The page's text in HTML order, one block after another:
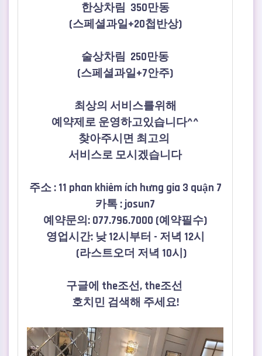
한상차림 350만동
(스페셜과일+20첩반상)
술상차림 250만동
(스페셜과일+7안주)
최상의 서비스를위해
예약제로 운영하고있습니다^^
찾아주시면 최고의
서비스로 모시겠습니다
주소 : 11 phan khiêm ích hưng gia 3 quận 7
카톡 : josun7
예약문의: 077.796.7000 (예약필수)
영업시간: 낮 12시부터 - 저녁 12시
(라스트오더 저녁 10시)
구글에 the조선, the조선
호치민 검색해 주세요!